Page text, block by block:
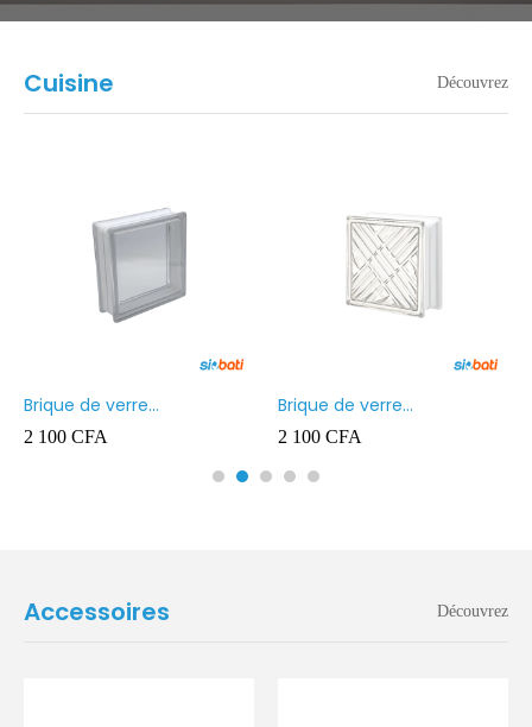
Cuisine Découvrez
Brique de verre
190X190X80MM Transparent
2 100 CFA
Brique de verre
190X190X80MM CROSS
2 100 CFA
Accessoires Découvrez